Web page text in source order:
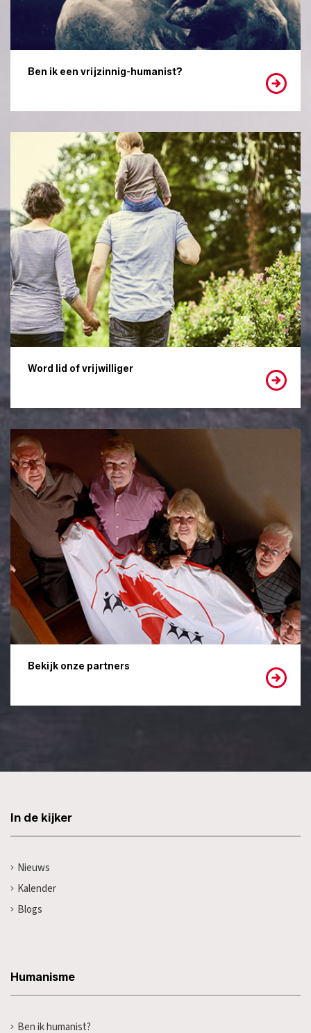
Ben ik een vrijzinnig-humanist?
Word lid of vrijwilliger
Bekijk onze partners
In de kijker
Nieuws
Kalender
Blogs
Humanisme
Ben ik humanist?